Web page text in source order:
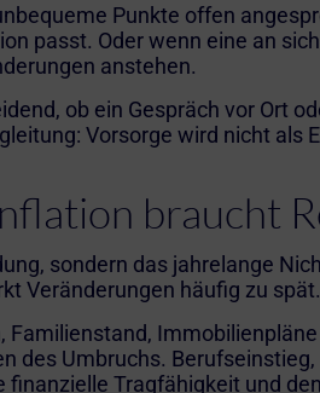
Punkte offen
passt. Oder wenn eine an
anstehen.
ob ein Gespräch vor Ort
Vorsorge wird nicht
braucht
sondern das jahrelange
Veränderungen häufig zu spät.
des Umbruchs.
Tragfähigkeit und